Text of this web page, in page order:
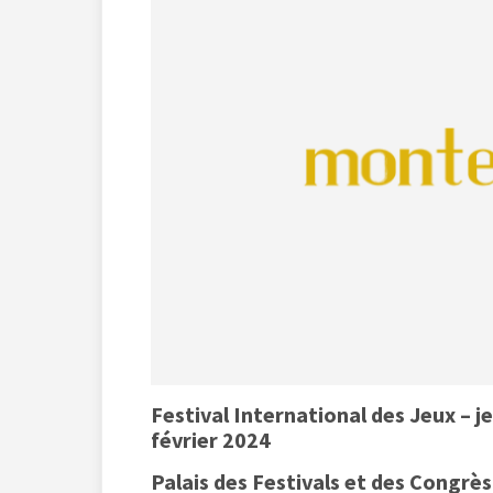
Festival International des Jeux –
février 2024
Palais des Festivals et des